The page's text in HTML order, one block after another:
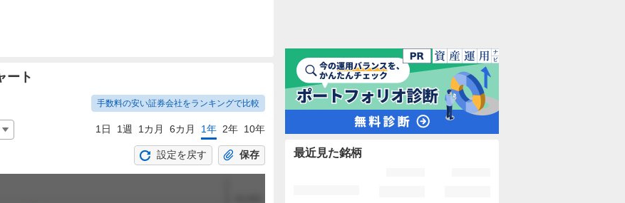
ート
手数料の安い証券会社をランキングで比較
1日 1週 1カ月 6カ月 1年 2年 10年
設定を戻す 保存 最近見た銘柄